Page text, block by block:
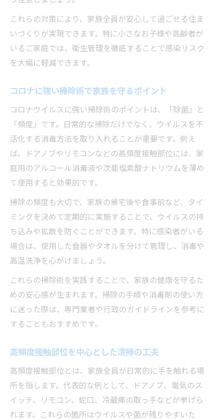
これらの対策により、家族全員が安心して過ごせる住ま
いづくりが実現できます。特に小さなお子様や高齢者が
いるご家庭では、衛生管理を徹底することで感染リスク
を大幅に軽減できます。
コロナに強い掃除術で家族を守るポイント
コロナウイルスに強い掃除術のポイントは、「除菌」と
「頻度」です。日常的な掃除だけでなく、ウイルスを不
活化する消毒方法を取り入れることが重要です。例え
ば、ドアノブやリモコンなどの高頻度接触部位には、家
庭用のアルコール消毒液や次亜塩素酸ナトリウムを薄め
て使用すると効果的です。
掃除の頻度も大切で、家族の帰宅後や食事前など、タイ
ミングを決めて定期的に実施することで、ウイルスの持
ち込みや拡散を防ぐことができます。特に感染者がいる
場合は、使用した食器やタオルを分けて管理し、消毒や
高温洗浄を心がけましょう。
これらの掃除術を実践することで、家族の健康を守るた
めの安心感が生まれます。掃除の手順や消毒剤の使い方
に迷った際は、専門業者や行政のガイドラインを参考に
することもおすすめです。
高頻度接触部位を中心とした清掃の工夫
高頻度接触部位とは、家族全員が日常的に手を触れる場
所を指します。代表的な例として、ドアノブ、電気のス
イッチ、リモコン、蛇口、冷蔵庫の取っ手などが挙げら
れます。これらの箇所はウイルスや菌が残りやすいた